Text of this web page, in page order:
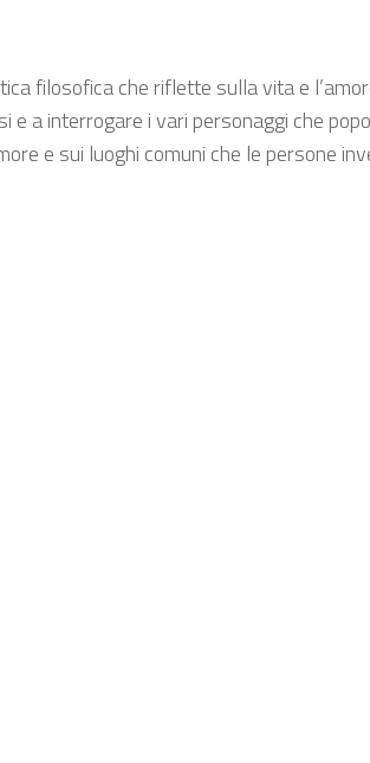
filosofica che riflette sulla vita e
a interrogare i vari personaggi che
e sui luoghi comuni che le persone